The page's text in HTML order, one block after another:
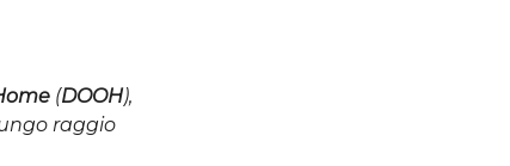
(DOOH),
raggio